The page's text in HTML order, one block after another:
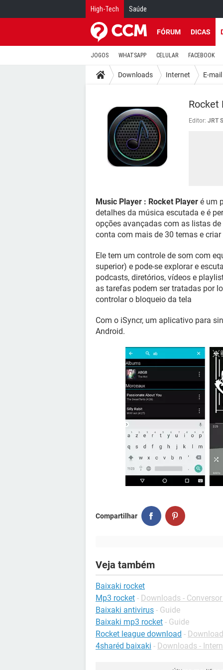
High-Tech Saúde
FÓRUM DICAS
JOGOS WHATSAPP CELULAR FACEBOOK
Downloads Internet E-mail
Rocket
Editor: JRT
Music Player : Rocket Player é um
detalhes da música escutada e é
opções avançadas com as listas
conta com mais de 30 temas e criar
Ele tem um controle de som com
superior) e pode-se explorar e
podcasts, diretórios, vídeos e
as tarefas podem ser tratadas por
controlar o bloqueio da tela
Com o iSyncr, um aplicativo para
Android.
Compartilhar
Veja também
Baixaki rocket
Mp3 rocket - Downloads -
Baixaki antivirus - Guide
Baixaki mp3 rocket - Guide
Rocket league download -
4sharéd baixaki - Downloads -